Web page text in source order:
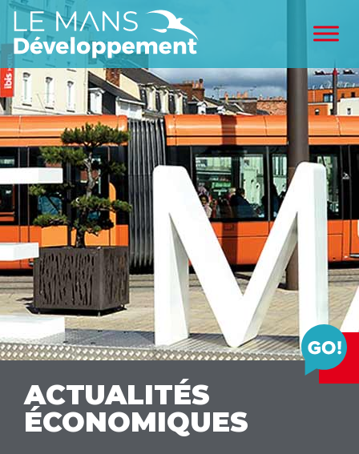
ACTUALITÉS
ÉCONOMIQUES